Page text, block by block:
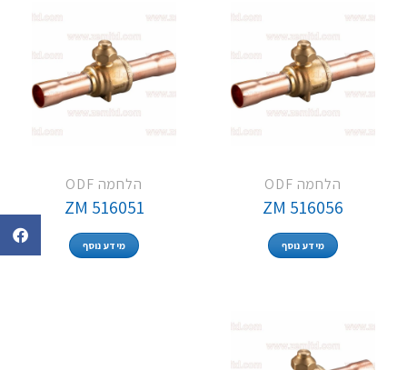
הלחמה ODF
ZM 516056
מידע נוסף
הלחמה ODF
ZM 516051
מידע נוסף